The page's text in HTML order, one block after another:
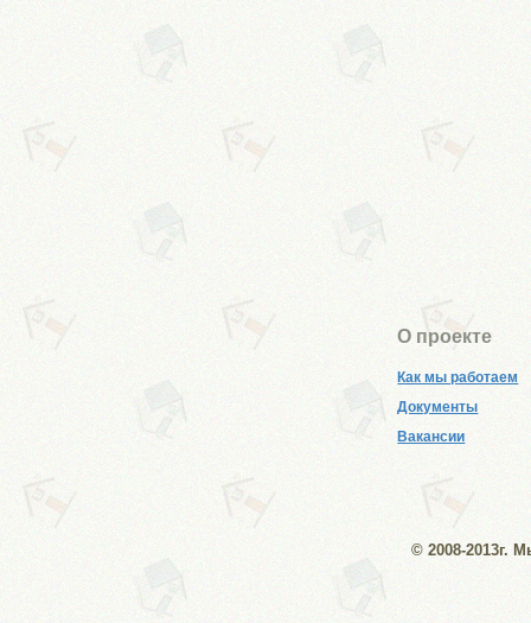
О проекте
Как мы работаем
Документы
Вакансии
© 2008-2013г.